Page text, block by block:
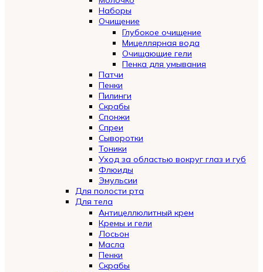
Наборы
Очищение
Глубокое очищение
Мицеллярная вода
Очищающие гели
Пенка для умывания
Патчи
Пенки
Пилинги
Скрабы
Спонжи
Спреи
Сыворотки
Тоники
Уход за областью вокруг глаз и губ
Флюиды
Эмульсии
Для полости рта
Для тела
Антицеллюлитный крем
Кремы и гели
Лосьон
Масла
Пенки
Скрабы